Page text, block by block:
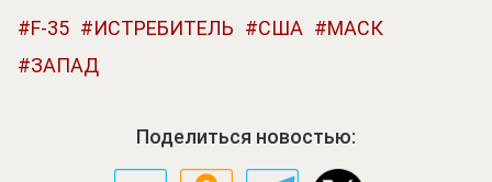
F-35 ИСТРЕБИТЕЛЬ США
МАСК
ЗАПАД
Поделиться новостью: